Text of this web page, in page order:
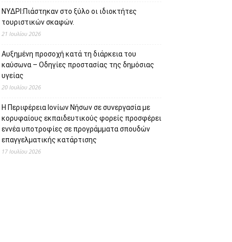
ΝΥΔΡΙ:Πιάστηκαν στο ξύλο οι ιδιοκτήτες
τουριστικών σκαφών.
21 Ιουλίου 2026
Αυξημένη προσοχή κατά τη διάρκεια του
καύσωνα – Οδηγίες προστασίας της δημόσιας
υγείας
20 Ιουλίου 2026
Η Περιφέρεια Ιονίων Νήσων σε συνεργασία με
κορυφαίους εκπαιδευτικούς φορείς προσφέρει
εννέα υποτροφίες σε προγράμματα σπουδών
επαγγελματικής κατάρτισης
17 Ιουλίου 2026